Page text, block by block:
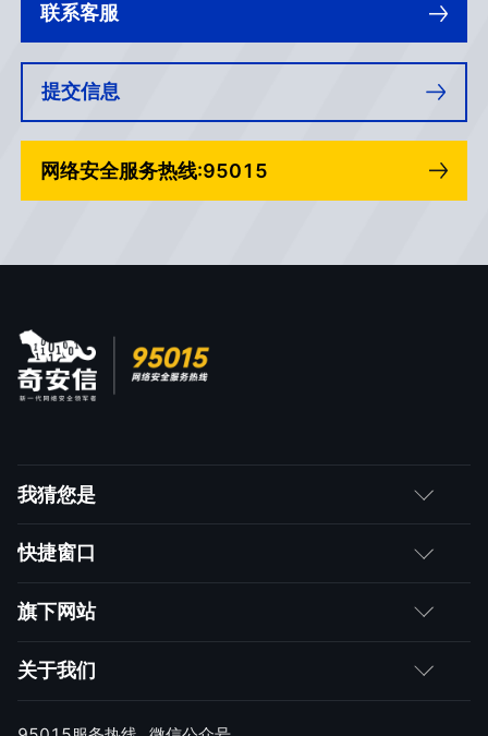
联系客服
提交信息
网络安全服务热线:95015
我猜您是
客户
合作伙伴
求职者
快捷窗口
如何购买
产品注册与激活
旗下网站
网神
关于我们
公司简介